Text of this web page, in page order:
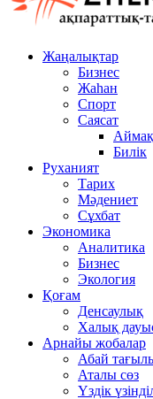
Жаңалықтар
Бизнес
Жаһан
Спорт
Саясат
Аймақ
Билік
Руханият
Тарих
Мәдениет
Сұхбат
Экономика
Аналитика
Бизнес
Экология
Қоғам
Денсаулық
Халық
Арнайы жобалар
Абай
Аталы сөз
Үздік